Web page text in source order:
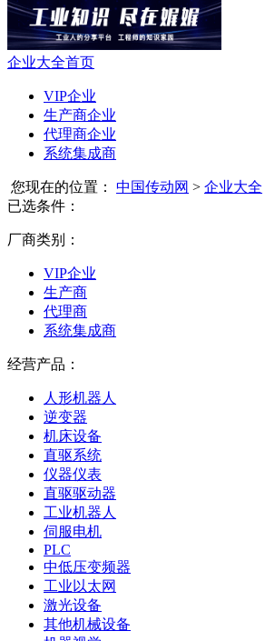
企业大全首页
VIP企业
生产商企业
代理商企业
系统集成商
您现在的位置： 中国传动网 > 企业大全
已选条件：
厂商类别：
VIP企业
生产商
代理商
系统集成商
经营产品：
人形机器人
逆变器
机床设备
直驱系统
仪器仪表
直驱驱动器
工业机器人
伺服电机
PLC
中低压变频器
工业以太网
激光设备
其他机械设备